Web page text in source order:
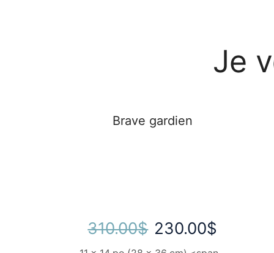
Je
Brave gardien
310.00$ Le
230.00$